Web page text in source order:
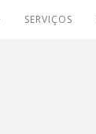
SERVIÇOS